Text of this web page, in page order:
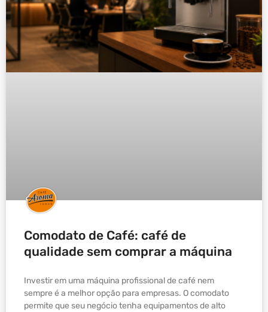
Comodato de Café: café de
qualidade sem comprar a máquina
Investir em uma máquina profissional de café nem
sempre é a melhor opção para empresas. O comodato
permite que seu negócio tenha equipamentos de alto